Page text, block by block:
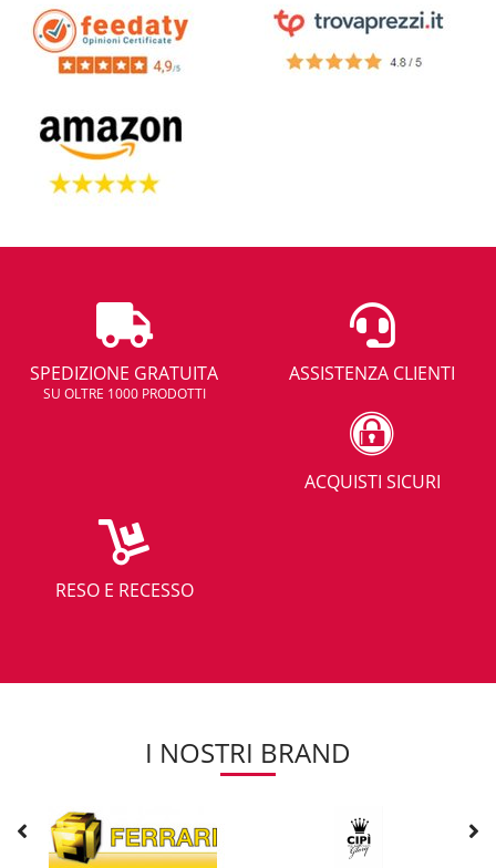
SPEDIZIONE GRATUITA
SU OLTRE 1000 PRODOTTI
ASSISTENZA CLIENTI
ACQUISTI SICURI
RESO E RECESSO
I NOSTRI BRAND